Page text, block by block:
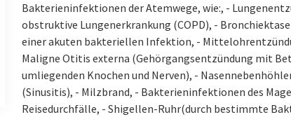
Bakterieninfektionen der Atemwege, wie:, -
obstruktive Lungenerkrankung (COPD), -
einer akuten bakteriellen Infektion, -
Maligne Otitis externa (Gehörgangsentzündung mit
umliegenden Knochen und Nerven), -
(Sinusitis), - Milzbrand, - Bakterieninfektionen des
Reisedurchfälle, - Shigellen-Ruhr(durch bestimmte